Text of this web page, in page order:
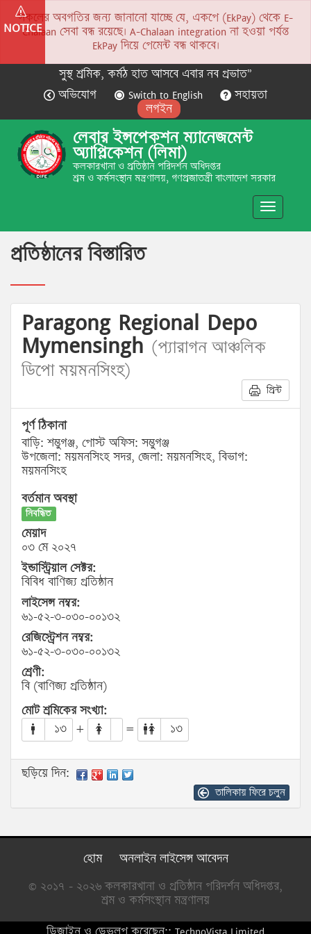
NOTICE
সকলের অবগতির জন্য জানানো যাচ্ছে যে, একপে (EkPay) থেকে E-
Chalaan সেবা বন্ধ রয়েছে। A-Chalaan integration না হওয়া পর্যন্ত
EkPay দিয়ে পেমেন্ট বন্ধ থাকবে।
সুস্থ শ্রমিক, কর্মঠ হাত আসবে এবার নব প্রভাত”
অভিযোগ
Switch to English
সহায়তা
লগইন
লেবার ইন্সপেকশন ম্যানেজমেন্ট
অ্যাপ্লিকেশন (লিমা)
কলকারখানা ও প্রতিষ্ঠান পরিদর্শন অধিদপ্তর
শ্রম ও কর্মসংস্থান মন্ত্রণালয়, গণপ্রজাতন্ত্রী বাংলাদেশ সরকার
Toggle
প্রতিষ্ঠানের বিস্তারিত
Paragong Regional Depo
Mymensingh(প্যারাগন আঞ্চলিক
ডিপো ময়মনসিংহ)
প্রিন্ট
পূর্ণ ঠিকানা
বাড়ি: শম্ভুগঞ্জ, পোস্ট অফিস: সম্ভুগঞ্জ
উপজেলা: ময়মনসিংহ সদর, জেলা: ময়মনসিংহ, বিভাগ:
ময়মনসিংহ
বর্তমান অবস্থা
নিবন্ধিত
মেয়াদ
০৩ মে ২০২৭
ইন্ডাস্ট্রিয়াল সেক্টর:
বিবিধ বাণিজ্য প্রতিষ্ঠান
লাইসেন্স নম্বর:
৬১-৫২-৩-০৩০-০০১৩২
রেজিস্ট্রেশন নম্বর:
৬১-৫২-৩-০৩০-০০১৩২
শ্রেণী:
বি (বাণিজ্য প্রতিষ্ঠান)
মোট শ্রমিকের সংখ্যা:
১৩
+ = ১৩
ছড়িয়ে দিন:
তালিকায় ফিরে চলুন
হোম
অনলাইন লাইসেন্স আবেদন
© ২০১৭ - ২০২৬ কলকারখানা ও প্রতিষ্ঠান পরিদর্শন অধিদপ্তর,
শ্রম ও কর্মসংস্থান মন্ত্রণালয়